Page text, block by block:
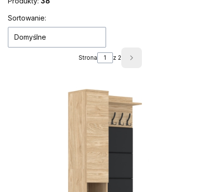
Lista produktów
Sortowanie:
Domyślne
Strona z 2 Następne produkty